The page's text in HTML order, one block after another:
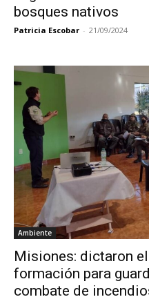
bosques nativos
Patricia Escobar - 21/09/2024
Ambiente
Misiones: dictaron
formación para
combate de